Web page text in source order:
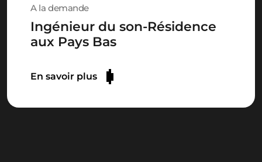
A la demande
Ingénieur du son-Résidence
aux Pays Bas
En savoir plus